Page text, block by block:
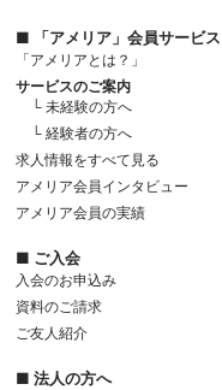
■ 「アメリア」会員サービス
「アメリアとは？」
サービスのご案内
└ 未経験の方へ
└ 経験者の方へ
求人情報をすべて見る
アメリア会員インタビュー
アメリア会員の実績
■ ご入会
入会のお申込み
資料のご請求
ご友人紹介
■ 法人の方へ